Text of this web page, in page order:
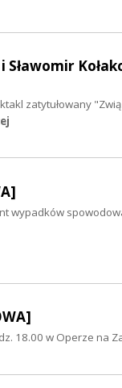
zatytułowany
wypadków
18.00 w Operze na